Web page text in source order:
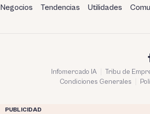
Negocios Tendencias Utilidades
Infomercado IA Tribu de
Condiciones Generales
PUBLICIDAD